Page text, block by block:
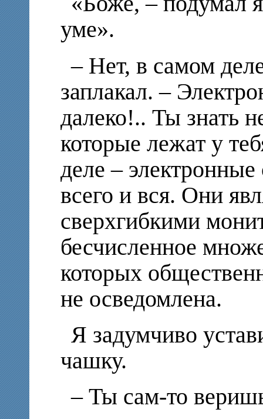
уме».
– Нет, в самом
заплакал. –
далеко!.. Ты знать
которые лежат у
деле – электронные
всего и вся. Они
сверхгибкими
бесчисленное
которых
не осведомлена.
Я задумчиво
чашку.
– Ты сам-то